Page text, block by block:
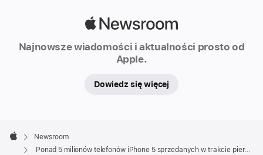
Najnowsze wiadomości i aktualności prosto od
Apple.
Dowiedz się więcej
Footer

Apple
Newsroom
Ponad 5 milionów telefonów iPhone 5 sprzedanych w trakcie pierwszego weekendu